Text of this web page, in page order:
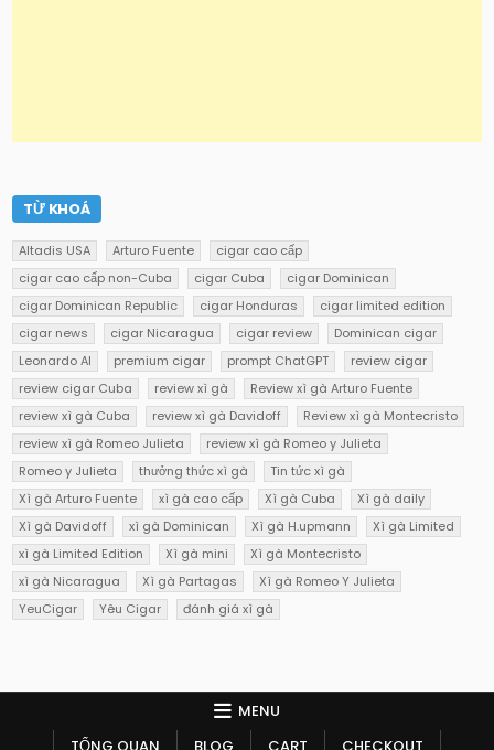
TỪ KHOÁ
Altadis USA Arturo Fuente
cigar cao cấp
cigar cao cấp non-Cuba
cigar Cuba
cigar Dominican
cigar Dominican Republic
cigar Honduras
cigar limited edition
cigar news
cigar Nicaragua cigar review
Dominican cigar
Leonardo AI
premium cigar prompt ChatGPT
review cigar
review cigar Cuba
review xì gà
Review xì gà Arturo Fuente
review xì gà Cuba
review xì gà Davidoff
Review xì gà Montecristo
review xì gà Romeo Julieta
review xì gà Romeo y Julieta
Romeo y Julieta
thưởng thức xì gà
Tin tức xì gà
Xì gà Arturo Fuente
xì gà cao cấp Xì gà Cuba
Xì gà daily
Xì gà Davidoff
xì gà Dominican Xì gà H.upmann
Xì gà Limited
xì gà Limited Edition
Xì gà mini
Xì gà Montecristo
xì gà Nicaragua
Xì gà Partagas
Xì gà Romeo Y Julieta
YeuCigar
Yêu Cigar đánh giá xì gà
MENU